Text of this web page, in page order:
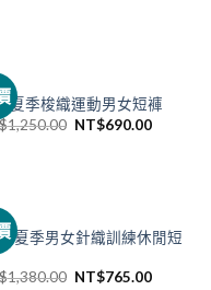
夏季梭織運動男女短褲
1,250.00 NT$690.00
夏季男女針織訓練休閒短
1,380.00 NT$765.00